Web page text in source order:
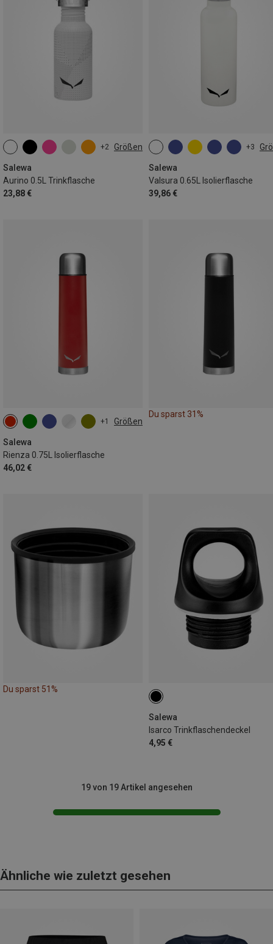
+2 Größen
Salewa
Aurino 0.5L Trinkflasche
23,88 €
0.5L
+3
Salewa
Valsura 0.65L Isolierflasche
39,86 €
ONE SIZE
+1 Größen
Salewa
Rienza 0.75L Isolierflasche
46,02 €
0.75L
Du sparst 31%
Du sparst 51%
Salewa
Isarco Trinkflaschendeckel
4,95 €
19 von 19 Artikel angesehen
Ähnliche wie zuletzt gesehen